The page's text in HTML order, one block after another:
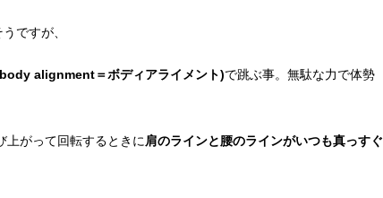
ですが、
alignment＝ボディアライメント)で跳ぶ事。無駄な力で体勢
上がって回転するときに 肩のラインと腰のラインがいつも真っすぐ